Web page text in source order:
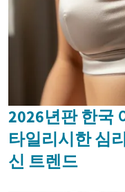
2026년판 한국
타일리시한 심
신 트렌드